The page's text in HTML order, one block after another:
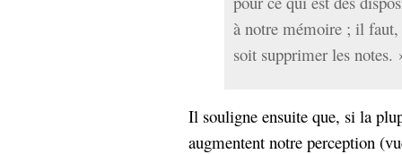
à notre mémoire ; il
soit supprimer les
Il souligne ensuite que, si la
augmentent notre perception